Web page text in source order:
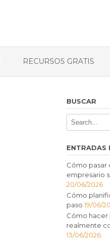
RECURSOS GRATIS
BUSCAR
ENTRADAS
Cómo pasar
empresario
20/06/2026
Cómo
paso 19/06/
Cómo
realmente
13/06/2026